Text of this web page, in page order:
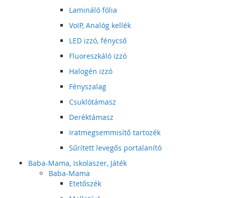
Lamináló fólia
VoIP, Analóg kellék
LED izzó, fénycső
Fluoreszkáló izzó
Halogén izzó
Fényszalag
Csuklótámasz
Deréktámasz
Iratmegsemmisítő tartozék
Sűrített levegős portalanító
Baba-Mama, Iskolaszer, Játék
Baba-Mama
Etetőszék